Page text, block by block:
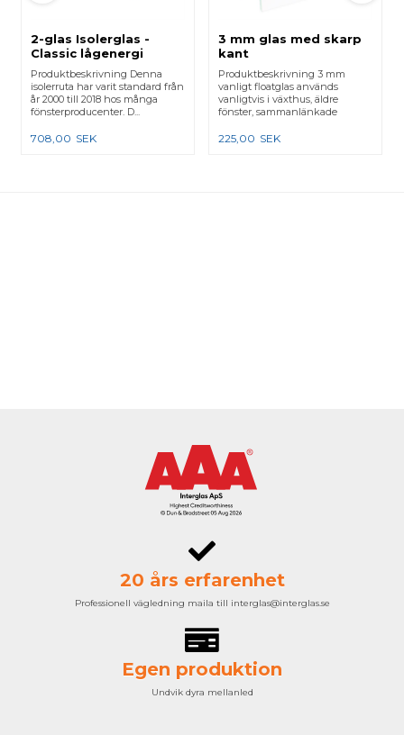
2-glas Isolerglas -
Classic lågenergi
Produktbeskrivning Denna
isolerruta har varit standard från
år 2000 till 2018 hos många
fönsterproducenter. D...
708,00 SEK
3 mm glas med skarp
kant
Produktbeskrivning 3 mm
vanligt floatglas används
vanligtvis i växthus, äldre
fönster, sammanlänkade
225,00 SEK
20 års erfarenhet
Professionell vägledning maila till interglas@interglas.se
Egen produktion
Undvik dyra mellanled